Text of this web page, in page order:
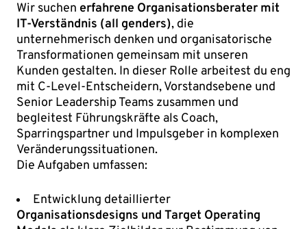
Wir suchen erfahrene Organisationsberater mit
IT-Verständnis (all genders), die
unternehmerisch denken und organisatorische
Transformationen gemeinsam mit unseren
Kunden gestalten. In dieser Rolle arbeitest du eng
mit C-Level-Entscheidern, Vorstandsebene und
Senior Leadership Teams zusammen und
begleitest Führungskräfte als Coach,
Sparringspartner und Impulsgeber in komplexen
Veränderungssituationen.
Die Aufgaben umfassen:
Entwicklung detaillierter
Organisationsdesigns und Target Operating